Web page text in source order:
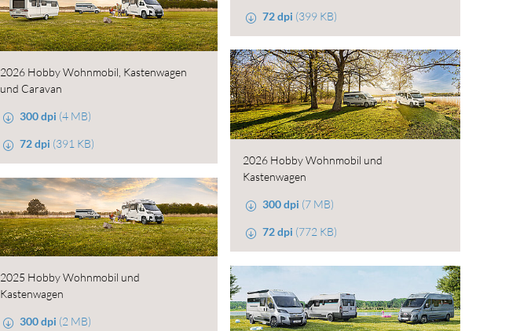
72 dpi (399 KB)
2026 Hobby Wohnmobil, Kastenwagen
und Caravan
300 dpi (4 MB)
72 dpi (391 KB)
2026 Hobby Wohnmobil und
Kastenwagen
300 dpi (7 MB)
72 dpi (772 KB)
2025 Hobby Wohnmobil und
Kastenwagen
300 dpi (2 MB)